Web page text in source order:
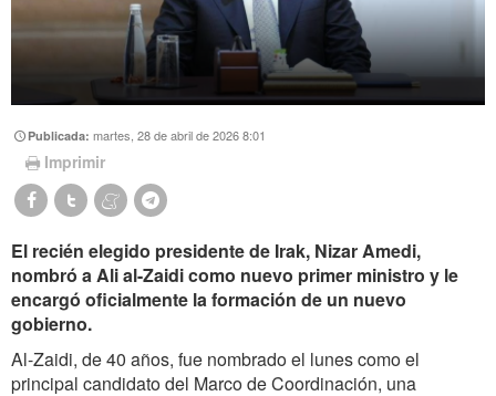
Publicada:martes, 28 de abril de 2026 8:01
Imprimir
El recién elegido presidente de Irak, Nizar Amedi,
nombró a Ali al-Zaidi como nuevo primer ministro y le
encargó oficialmente la formación de un nuevo
gobierno.
Al-Zaidi, de 40 años, fue nombrado el lunes como el
principal candidato del Marco de Coordinación, una